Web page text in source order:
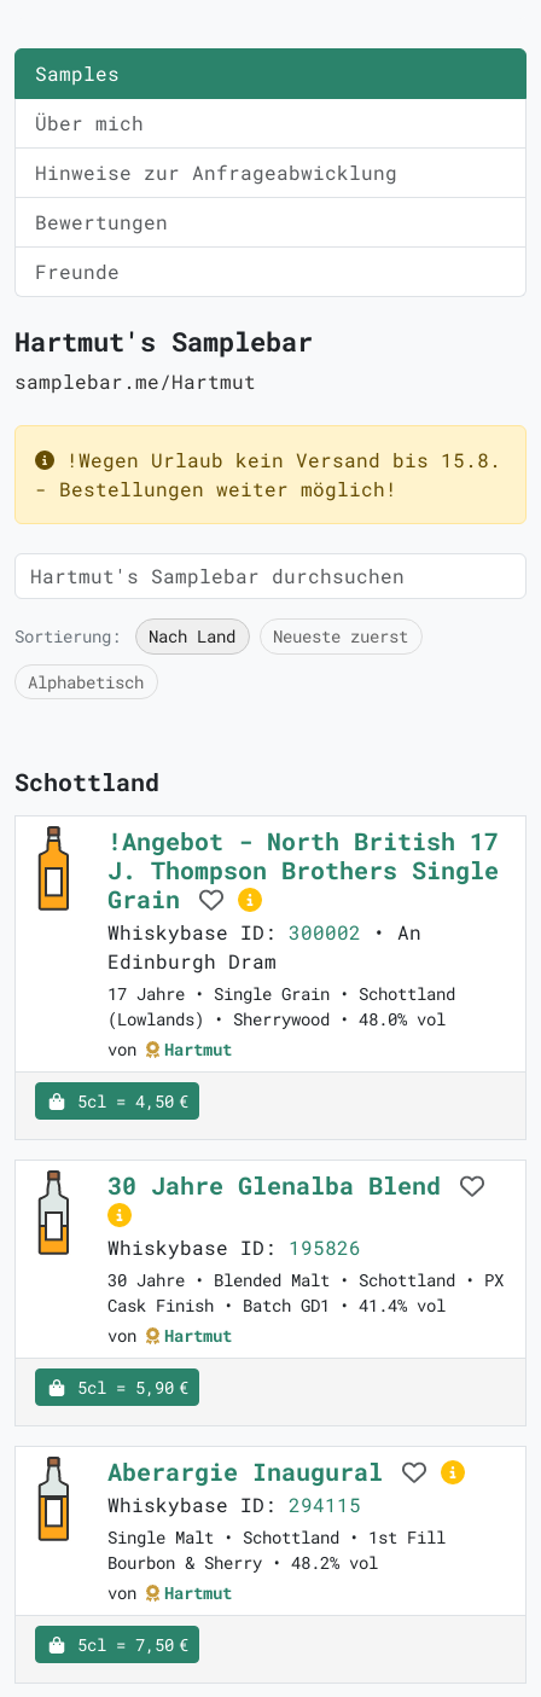
Samples
Über mich
Hinweise zur Anfrageabwicklung
Bewertungen
Freunde
Hartmut's Samplebar
samplebar.me/Hartmut
!Wegen Urlaub kein Versand bis 15.8.
- Bestellungen weiter möglich!
Sortierung: Nach Land
Neueste zuerst
Alphabetisch
Schottland
!Angebot - North British 17
J. Thompson Brothers Single
Grain
Whiskybase ID: 300002 • An
Edinburgh Dram
17 Jahre • Single Grain • Schottland
(Lowlands) • Sherrywood • 48.0% vol
von
Hartmut
5cl = 4,50 €
30 Jahre Glenalba Blend
Whiskybase ID: 195826
30 Jahre • Blended Malt • Schottland • PX
Cask Finish • Batch GD1 • 41.4% vol
von
Hartmut
5cl = 5,90 €
Aberargie Inaugural
Whiskybase ID: 294115
Single Malt • Schottland • 1st Fill
Bourbon & Sherry • 48.2% vol
von
Hartmut
5cl = 7,50 €